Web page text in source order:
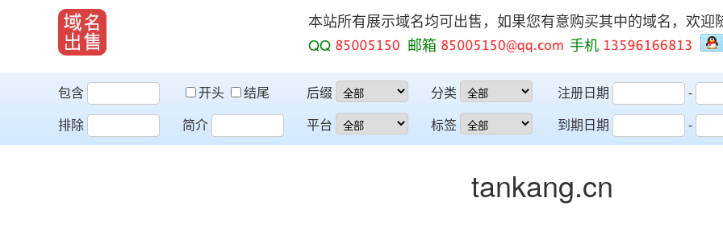
本站所有展示域名均可出售，如果您有意购买其中的域名，欢迎
QQ
邮箱 手机
包含 开头
结尾
排除
简介
后缀
平台
分类
标签
注册日期
-
到期日期
-
tankang.cn